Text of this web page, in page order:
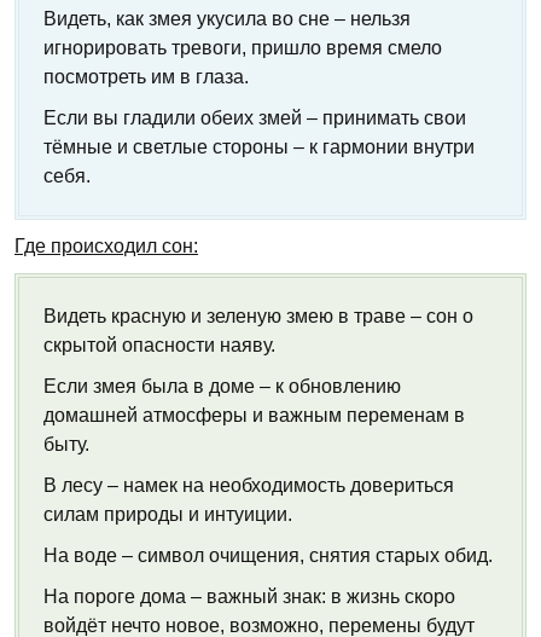
Видеть, как змея укусила во сне – нельзя
игнорировать тревоги, пришло время смело
посмотреть им в глаза.
Если вы гладили обеих змей – принимать свои
тёмные и светлые стороны – к гармонии внутри
себя.
Где происходил сон:
Видеть красную и зеленую змею в траве – сон о
скрытой опасности наяву.
Если змея была в доме – к обновлению
домашней атмосферы и важным переменам в
быту.
В лесу – намек на необходимость довериться
силам природы и интуиции.
На воде – символ очищения, снятия старых обид.
На пороге дома – важный знак: в жизнь скоро
войдёт нечто новое, возможно, перемены будут